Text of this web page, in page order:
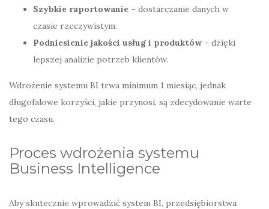
Szybkie raportowanie – dostarczanie danych w
czasie rzeczywistym.
Podniesienie jakości usług i produktów – dzięki
lepszej analizie potrzeb klientów.
Wdrożenie systemu BI trwa minimum 1 miesiąc, jednak
długofalowe korzyści, jakie przynosi, są zdecydowanie warte
tego czasu.
Proces wdrożenia systemu
Business Intelligence
Aby skutecznie wprowadzić system BI, przedsiębiorstwa